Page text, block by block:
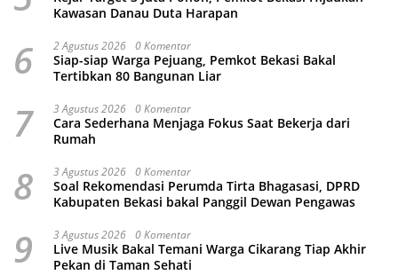
Kawasan Danau Duta Harapan
6 2 Agustus 2026 0 Komentar
Siap-siap Warga Pejuang, Pemkot Bekasi Bakal
Tertibkan 80 Bangunan Liar
7 3 Agustus 2026 0 Komentar
Cara Sederhana Menjaga Fokus Saat Bekerja dari
Rumah
8 3 Agustus 2026 0 Komentar
Soal Rekomendasi Perumda Tirta Bhagasasi, DPRD
Kabupaten Bekasi bakal Panggil Dewan Pengawas
9 3 Agustus 2026 0 Komentar
Live Musik Bakal Temani Warga Cikarang Tiap Akhir
Pekan di Taman Sehati